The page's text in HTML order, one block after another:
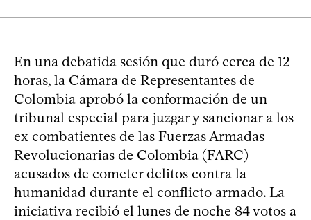
En una debatida sesión que duró cerca de 12
horas, la Cámara de Representantes de
Colombia aprobó la conformación de un
tribunal especial para juzgar y sancionar a los
ex combatientes de las Fuerzas Armadas
Revolucionarias de Colombia (FARC)
acusados de cometer delitos contra la
humanidad durante el conflicto armado. La
iniciativa recibió el lunes de noche 84 votos a